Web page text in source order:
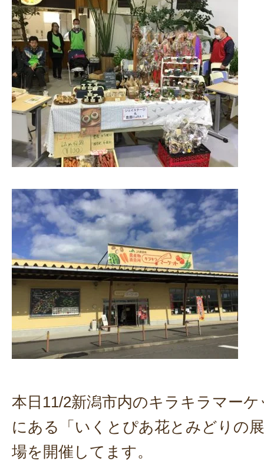
本日11/2新潟市内のキラキラマー
にある「いくとぴあ花とみどりの
場を開催してます。